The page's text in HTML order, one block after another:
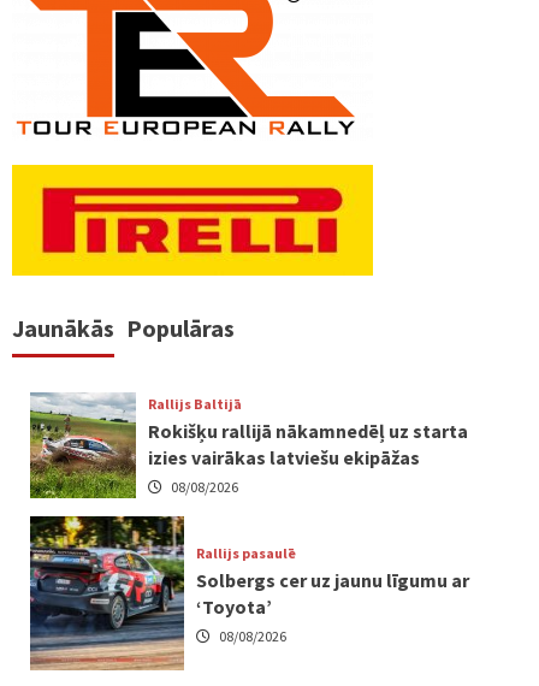
Jaunākās Populāras
Rallijs Baltijā
Rokišķu rallijā nākamnedēļ uz starta
izies vairākas latviešu ekipāžas
08/08/2026
Rallijs pasaulē
Solbergs cer uz jaunu līgumu ar
‘Toyota’
08/08/2026